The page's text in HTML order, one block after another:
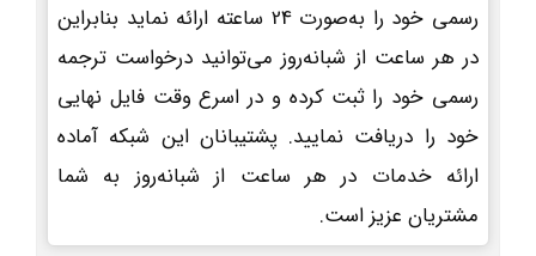
رسمی خود را به‌صورت 24 ساعته ارائه نماید بنابراین
در هر ساعت از شبانه‌روز می‌توانید درخواست ترجمه
رسمی خود را ثبت کرده و در اسرع وقت فایل نهایی
خود را دریافت نمایید. پشتیبانان این شبکه آماده
ارائه خدمات در هر ساعت از شبانه‌روز به شما
مشتریان عزیز است.